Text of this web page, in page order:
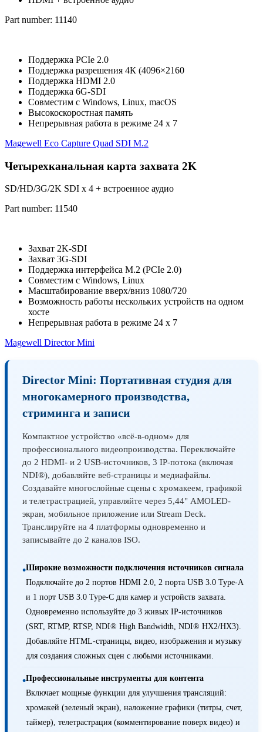
Part number: 11140
Поддержка PCIe 2.0
Поддержка разрешения 4К (4096×2160
Поддержка HDMI 2.0
Поддержка 6G-SDI
Совместим с Windows, Linux, macOS
Высокоскоростная память
Непрерывная работа в режиме 24 x 7
Magewell Eco Capture Quad SDI M.2
Четырехканальная карта захвата 2K
SD/HD/3G/2K SDI x 4 + встроенное аудио
Part number: 11540
Захват 2K-SDI
Захват 3G-SDI
Поддержка интерфейса M.2 (PCIe 2.0)
Совместим с Windows, Linux
Масштабирование вверх/вниз 1080/720
Возможность работы нескольких устройств на одном
хосте
Непрерывная работа в режиме 24 x 7
Magewell Director Mini
Director Mini: Портативная студия для
многокамерного производства,
стриминга и записи
Компактное устройство «всё-в-одном» для
профессионального видеопроизводства. Переключайте
до 2 HDMI- и 2 USB-источников, 3 IP-потока (включая
NDI®), добавляйте веб-страницы и медиафайлы.
Создавайте многослойные сцены с хромакеем, графикой
и телетрастрацией, управляйте через 5,44" AMOLED-
экран, мобильное приложение или Stream Deck.
Транслируйте на 4 платформы одновременно и
записывайте до 2 каналов ISO.
•Широкие возможности подключения источников сигнала
Подключайте до 2 портов HDMI 2.0, 2 порта USB 3.0 Type-A
и 1 порт USB 3.0 Type-C для камер и устройств захвата.
Одновременно используйте до 3 живых IP-источников
(SRT, RTMP, RTSP, NDI® High Bandwidth, NDI® HX2/HX3).
Добавляйте HTML-страницы, видео, изображения и музыку
для создания сложных сцен с любыми источниками.
•Профессиональные инструменты для контента
Включает мощные функции для улучшения трансляций:
хромакей (зеленый экран), наложение графики (титры, счет,
таймер), телетрастрация (комментирование поверх видео) и